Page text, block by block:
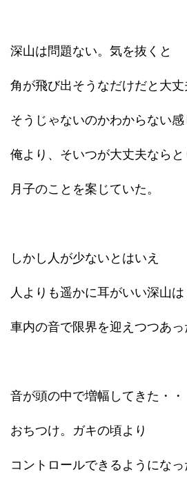
深山は問題ない。気を抜くと
角が飛び出そうなだけだと大
そうじゃないのかわからない
俺より、そいつが大丈夫ならと
月子のことを案じていた。
しかし人が少ないとはいえ
人よりも遥かに耳がいい深山は
車内の音で限界を迎えつつあっ
音が頭の中で増幅してきた・・
おちつけ。ガキの頃より
コントロールできるようになっ